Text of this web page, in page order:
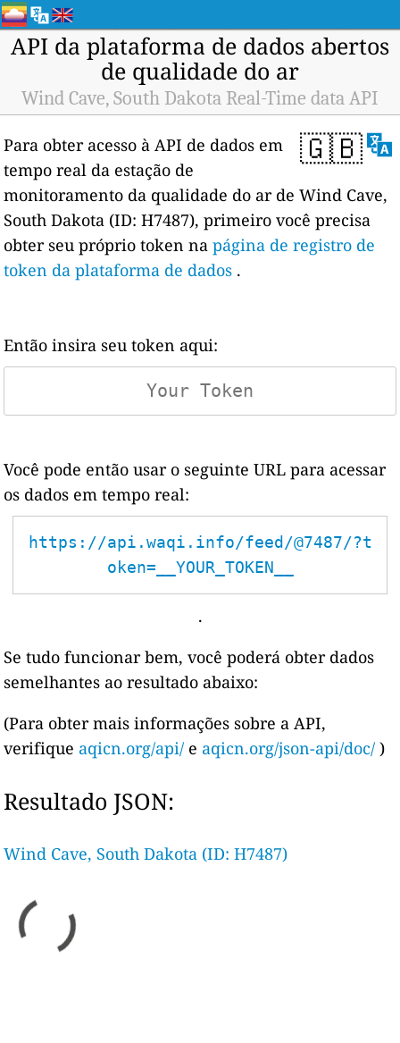
API da plataforma de dados abertos
de qualidade do ar
Wind Cave, South Dakota Real-Time data API
🇬🇧
Para obter acesso à API de dados em
tempo real da estação de
monitoramento da qualidade do ar de Wind Cave,
South Dakota (ID: H7487), primeiro você precisa
obter seu próprio token napágina de registro de
token da plataforma de dados .
Então insira seu token aqui:
Você pode então usar o seguinte URL para acessar
os dados em tempo real:
https://api.waqi.info/feed/@7487/?t
oken=__YOUR_TOKEN__
.
Se tudo funcionar bem, você poderá obter dados
semelhantes ao resultado abaixo:
(Para obter mais informações sobre a API,
verifique aqicn.org/api/ e aqicn.org/json-api/doc/ )
Resultado JSON:
Wind Cave, South Dakota (ID: H7487)